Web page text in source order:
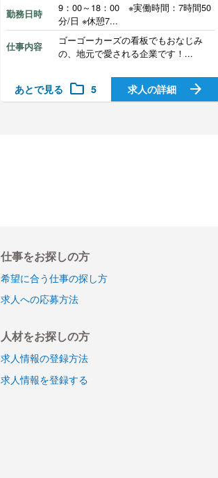
勤務日時
9：00～18：00 ※実働時間：7時間50
分/日 ※休憩7...
仕事内容
ゴーゴーカーズの看板でもおなじみ
の、地元で愛される企業です！...
あとで見る folder 5 求人の詳細 arrow_forward
仕事をお探しの方
希望に合う仕事の探し方
求人への応募方法
人材をお探しの方
求人情報の登録方法
求人情報を登録する